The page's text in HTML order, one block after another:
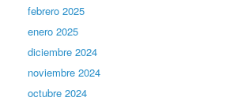
febrero 2025
enero 2025
diciembre 2024
noviembre 2024
octubre 2024